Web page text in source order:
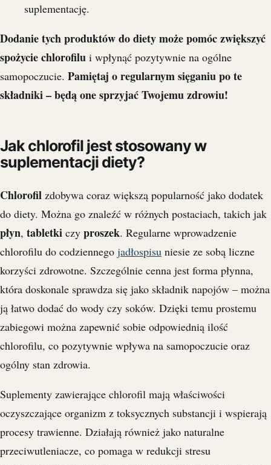
suplementację.
Dodanie tych produktów do diety może pomóc zwiększyć
spożycie chlorofilu i wpłynąć pozytywnie na ogólne
samopoczucie. Pamiętaj o regularnym sięganiu po te
składniki – będą one sprzyjać Twojemu zdrowiu!
Jak chlorofil jest stosowany w
suplementacji diety?
Chlorofil zdobywa coraz większą popularność jako dodatek
do diety. Można go znaleźć w różnych postaciach, takich jak
płyn, tabletki czy proszek. Regularne wprowadzenie
chlorofilu do codziennego jadłospisu niesie ze sobą liczne
korzyści zdrowotne. Szczególnie cenna jest forma płynna,
która doskonale sprawdza się jako składnik napojów – można
ją łatwo dodać do wody czy soków. Dzięki temu prostemu
zabiegowi można zapewnić sobie odpowiednią ilość
chlorofilu, co pozytywnie wpływa na samopoczucie oraz
ogólny stan zdrowia.
Suplementy zawierające chlorofil mają właściwości
oczyszczające organizm z toksycznych substancji i wspierają
procesy trawienne. Działają również jako naturalne
przeciwutleniacze, co pomaga w redukcji stresu